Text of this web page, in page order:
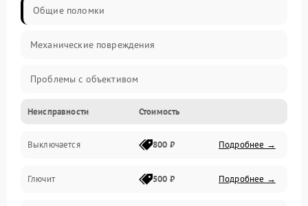
Общие поломки
Механические повреждения
Проблемы с объективом
Электронные ошибки
Механические проблемы
Матрица и оптика
Неисправности Стоимость
Выключается 800 ₽ Подробнее →
Глючит 500 ₽ Подробнее →